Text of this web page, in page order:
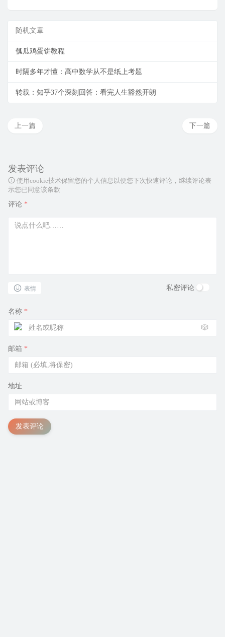
随机文章
瓠瓜鸡蛋饼教程
时隔多年才懂：高中数学从不是纸上考题
转载：知乎37个深刻回答：看完人生豁然开朗
下一篇
上一篇
发表评论
使用cookie技术保留您的个人信息以便您下次快速评论，继续评论表
示您已同意该条款
评论 *
表情 私密评论
名称 *
🎲
邮箱 *
地址
发表评论